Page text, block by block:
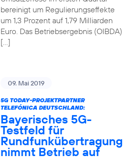
bereinigt um Regulierungseffekte
um 1,3 Prozent auf 1,79 Milliarden
Euro. Das Betriebsergebnis (OIBDA)
[…]
09. Mai 2019
5G TODAY-PROJEKTPARTNER
TELEFÓNICA DEUTSCHLAND:
Bayerisches 5G-
Testfeld für
Rundfunkübertragung
nimmt Betrieb auf